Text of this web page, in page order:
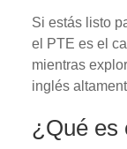
Si estás listo
el PTE es el
mientras
inglés
¿Qué es